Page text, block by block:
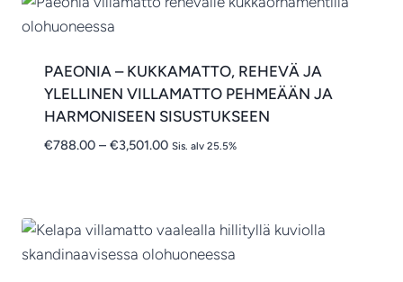
PAEONIA – KUKKAMATTO, REHEVÄ JA
YLELLINEN VILLAMATTO PEHMEÄÄN JA
HARMONISEEN SISUSTUKSEEN
€788.00 – €3,501.00Hintaluokka:
Sis. alv 25.5%